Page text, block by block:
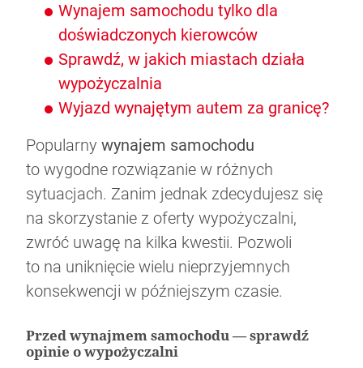
Warszawie. Co to oznacza?
samochodzie?
Bezpieczna jazda zimą okiem Rajdowego
Wynajem samochodu tylko dla
doświadczonych kierowców
Sprawdź, w jakich miastach działa
wypożyczalnia
Wyjazd wynajętym autem za granicę?
Popularny wynajem samochodu
to wygodne rozwiązanie w różnych
sytuacjach. Zanim jednak zdecydujesz się
na skorzystanie z oferty wypożyczalni,
zwróć uwagę na kilka kwestii. Pozwoli
to na uniknięcie wielu nieprzyjemnych
konsekwencji w późniejszym czasie.
Przed wynajmem samochodu — sprawdź
opinie o wypożyczalni